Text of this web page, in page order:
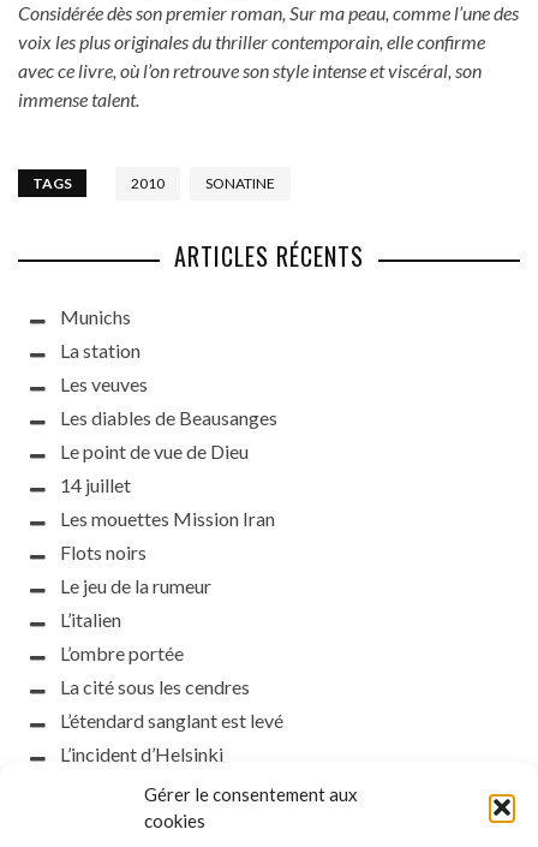
Gérer le consentement aux
cookies
Considérée dès son premier roman, Sur ma peau, comme l’une des
voix les plus originales du thriller contemporain, elle confirme
avec ce livre, où l’on retrouve son style intense et viscéral, son
immense talent.
TAGS 2010 SONATINE
ARTICLES RÉCENTS
Munichs
La station
Les veuves
Les diables de Beausanges
Le point de vue de Dieu
14 juillet
Les mouettes Mission Iran
Flots noirs
Le jeu de la rumeur
L’italien
L’ombre portée
La cité sous les cendres
L’étendard sanglant est levé
L’incident d’Helsinki
la petite fasciste
Toutes les nuances de la nuit